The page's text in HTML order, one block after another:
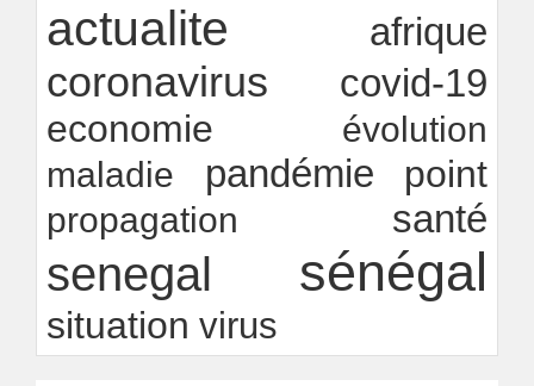
innovation
24/07/2026 -Ndakhté M. GAYE
actualite afrique
coronavirus covid-19
economie
évolution
maladie
pandémie point
propagation santé
senegal sénégal
situation virus